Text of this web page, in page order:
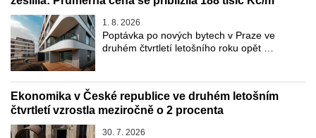
1. 8. 2026
Poptávka po nových bytech v Praze ve
druhém čtvrtletí letošního roku opět …
Ekonomika v České republice ve druhém letošním
čtvrtletí vzrostla meziročně o 2 procenta
30. 7. 2026